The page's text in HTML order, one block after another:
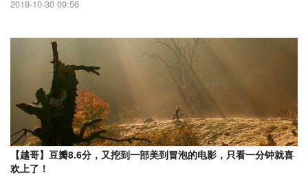
2019-10-30 09:56
【越哥】豆瓣8.6分，又挖到一部美到冒泡的电影，只看一分钟就喜
欢上了！